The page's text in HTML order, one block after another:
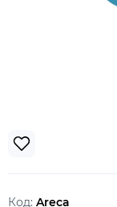
Код: Areca